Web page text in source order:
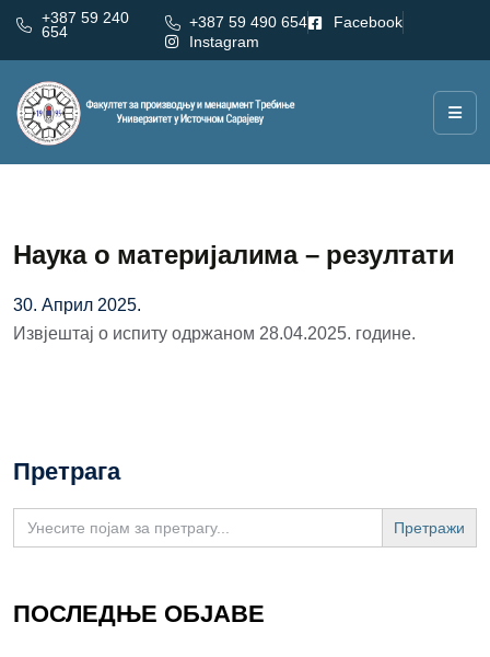
+387 59 240
654
+387 59 490 654
Facebook
Instagram
Наука о материјалима – резултати
30. Април 2025.
Извјештај о испиту одржаном 28.04.2025. године.
Претрага
Search
for:
ПОСЛЕДЊЕ ОБЈАВЕ